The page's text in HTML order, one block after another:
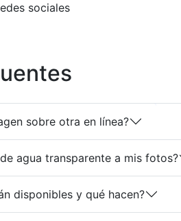
sociales
sobre otra en línea?
agua transparente a mis fotos?
disponibles y qué hacen?